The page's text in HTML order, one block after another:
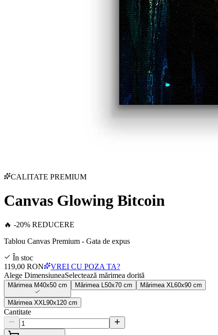
CALITATE PREMIUM
Canvas Glowing Bitcoin
🔥 -20% REDUCERE
Tablou Canvas Premium - Gata de expus
În stoc
119,00 RON
VREI CU POZA TA?
Alege DimensiuneaSelectează mărimea dorită
Mărimea M40x50 cm Mărimea 50x70 cm Mărimea XL 60x90 cm
Mărimea XXL 90x120 cm
Cantitate